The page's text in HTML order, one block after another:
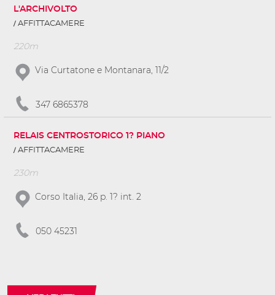
L'ARCHIVOLTO
AFFITTACAMERE
220m
Via Curtatone e Montanara, 11/2
347 6865378
RELAIS CENTROSTORICO 1? PIANO
AFFITTACAMERE
230m
Corso Italia, 26 p. 1? int. 2
050 45231